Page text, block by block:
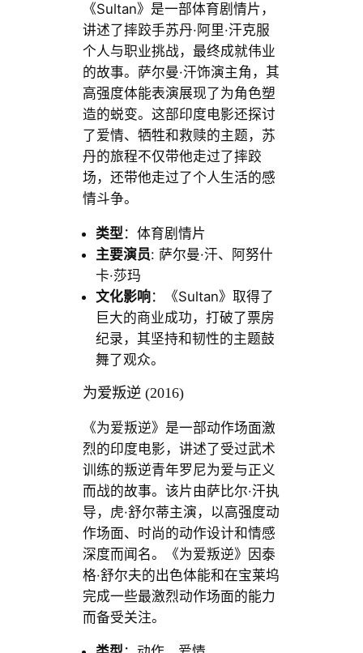
《Sultan》是一部体育剧情片，
讲述了摔跤手苏丹·阿里·汗克服
个人与职业挑战，最终成就伟业
的故事。萨尔曼·汗饰演主角，其
高强度体能表演展现了为角色塑
造的蜕变。这部印度电影还探讨
了爱情、牺牲和救赎的主题，苏
丹的旅程不仅带他走过了摔跤
场，还带他走过了个人生活的感
情斗争。
类型 ：体育剧情片
主要演员: 萨尔曼·汗、阿努什
卡·莎玛
文化影响：《Sultan》取得了
巨大的商业成功，打破了票房
纪录，其坚持和韧性的主题鼓
舞了观众。
为爱叛逆 (2016)
《为爱叛逆》是一部动作场面激
烈的印度电影，讲述了受过武术
训练的叛逆青年罗尼为爱与正义
而战的故事。该片由萨比尔·汗执
导，虎·舒尔蒂主演，以高强度动
作场面、时尚的动作设计和情感
深度而闻名。《为爱叛逆》因泰
格·舒尔夫的出色体能和在宝莱坞
完成一些最激烈动作场面的能力
而备受关注。